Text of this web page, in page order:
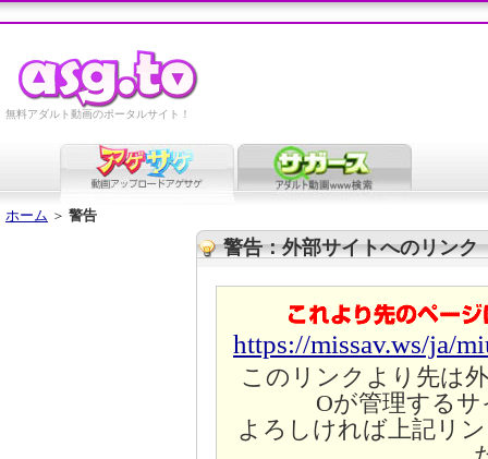
無料アダルト動画のポータルサイト！
ホーム ＞ 警告
警告：外部サイトへのリンク
https://missav.ws/ja/
このリンクより先は
Oが管理する
よろしければ上記リ